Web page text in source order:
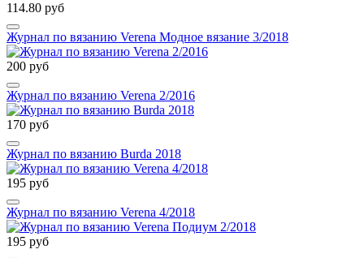
114.80 руб
Журнал по вязанию Verena Модное вязание 3/2018
200 руб
Журнал по вязанию Verena 2/2016
170 руб
Журнал по вязанию Burda 2018
195 руб
Журнал по вязанию Verena 4/2018
195 руб